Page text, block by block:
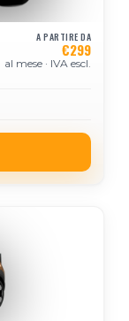
A PARTIRE DA
€299
al mese · IVA escl.